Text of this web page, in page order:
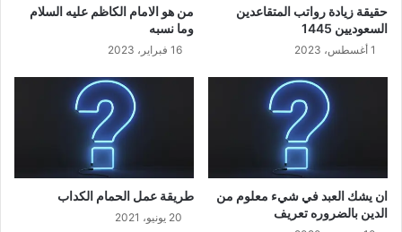
حقيقة زيادة رواتب المتقاعدين
السعوديين 1445
1 أغسطس، 2023
من هو الامام الكاظم عليه السلام
وما نسبه
16 فبراير، 2023
ان يشك العبد في شيء معلوم من
الدين بالضروره تعريف
طريقة عمل الحمام الكداب
20 يونيو، 2021